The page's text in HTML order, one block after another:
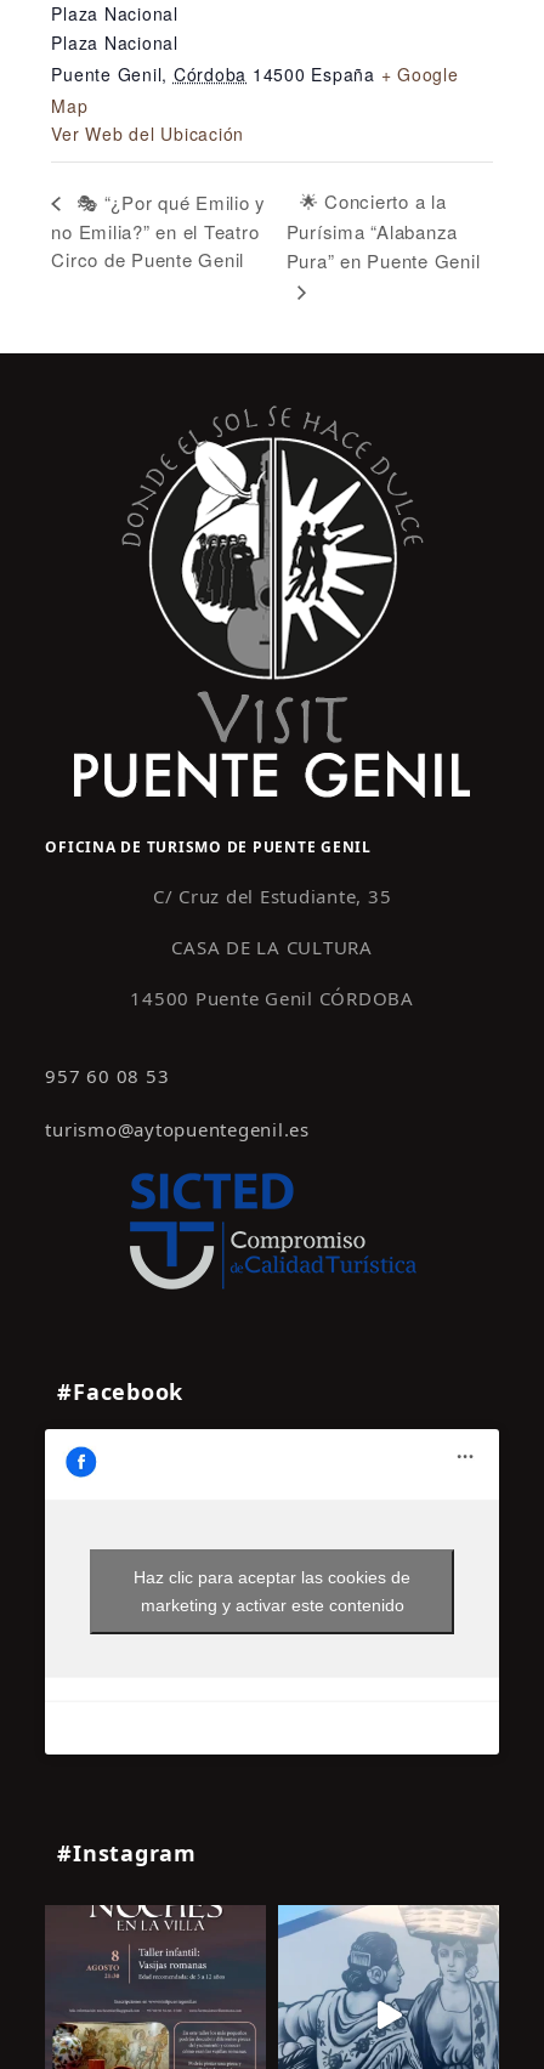
Plaza Nacional
Plaza Nacional
Puente Genil, Córdoba 14500 España + Google
Map
Ver Web del Ubicación
🎭 “¿Por qué Emilio y
no Emilia?” en el Teatro
Circo de Puente Genil
🌟 Concierto a la
Purísima “Alabanza
Pura” en Puente Genil
OFICINA DE TURISMO DE PUENTE GENIL
C/ Cruz del Estudiante, 35
CASA DE LA CULTURA
14500 Puente Genil CÓRDOBA
957 60 08 53
turismo@aytopuentegenil.es
#Facebook
Haz clic para aceptar las cookies de
marketing y activar este contenido
#Instagram